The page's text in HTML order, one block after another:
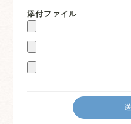
添付ファイル